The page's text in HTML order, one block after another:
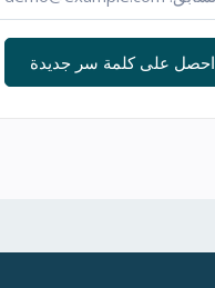
احصل على كلمة سر جديدة